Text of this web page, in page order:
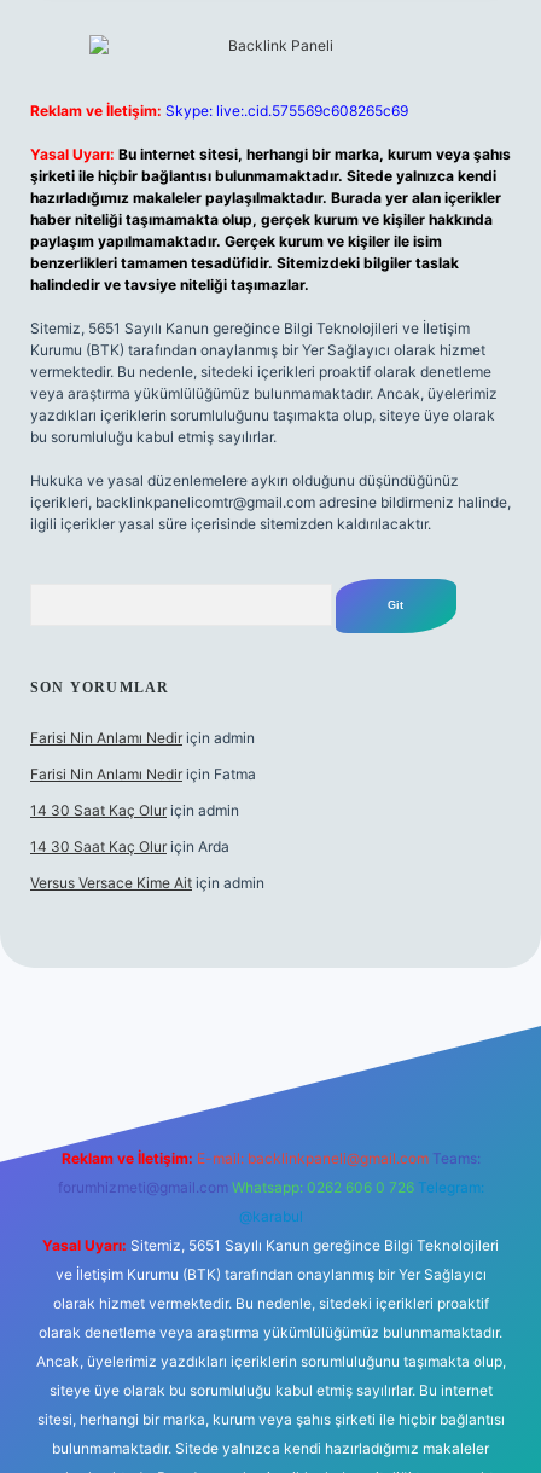
Reklam ve İletişim: Skype: live:.cid.575569c608265c69
Yasal Uyarı: Bu internet sitesi, herhangi bir marka, kurum veya şahıs
şirketi ile hiçbir bağlantısı bulunmamaktadır. Sitede yalnızca kendi
hazırladığımız makaleler paylaşılmaktadır. Burada yer alan içerikler
haber niteliği taşımamakta olup, gerçek kurum ve kişiler hakkında
paylaşım yapılmamaktadır. Gerçek kurum ve kişiler ile isim
benzerlikleri tamamen tesadüfidir. Sitemizdeki bilgiler taslak
halindedir ve tavsiye niteliği taşımazlar.
Sitemiz, 5651 Sayılı Kanun gereğince Bilgi Teknolojileri ve İletişim
Kurumu (BTK) tarafından onaylanmış bir Yer Sağlayıcı olarak hizmet
vermektedir. Bu nedenle, sitedeki içerikleri proaktif olarak denetleme
veya araştırma yükümlülüğümüz bulunmamaktadır. Ancak, üyelerimiz
yazdıkları içeriklerin sorumluluğunu taşımakta olup, siteye üye olarak
bu sorumluluğu kabul etmiş sayılırlar.
Hukuka ve yasal düzenlemelere aykırı olduğunu düşündüğünüz
içerikleri, backlinkpanelicomtr@gmail.com adresine bildirmeniz halinde,
ilgili içerikler yasal süre içerisinde sitemizden kaldırılacaktır.
SON YORUMLAR
Farisi Nin Anlamı Nedir için admin
Farisi Nin Anlamı Nedir için Fatma
14 30 Saat Kaç Olur için admin
14 30 Saat Kaç Olur için Arda
Versus Versace Kime Ait için admin
Reklam ve İletişim: E-mail: backlinkpaneli@gmail.com Teams:
forumhizmeti@gmail.com Whatsapp: 0262 606 0 726 Telegram:
@karabul
Yasal Uyarı: Sitemiz, 5651 Sayılı Kanun gereğince Bilgi Teknolojileri
ve İletişim Kurumu (BTK) tarafından onaylanmış bir Yer Sağlayıcı
olarak hizmet vermektedir. Bu nedenle, sitedeki içerikleri proaktif
olarak denetleme veya araştırma yükümlülüğümüz bulunmamaktadır.
Ancak, üyelerimiz yazdıkları içeriklerin sorumluluğunu taşımakta olup,
siteye üye olarak bu sorumluluğu kabul etmiş sayılırlar. Bu internet
sitesi, herhangi bir marka, kurum veya şahıs şirketi ile hiçbir bağlantısı
bulunmamaktadır. Sitede yalnızca kendi hazırladığımız makaleler